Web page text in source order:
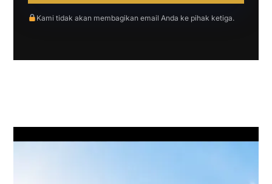
Kami tidak akan membagikan email Anda ke pihak ketiga.